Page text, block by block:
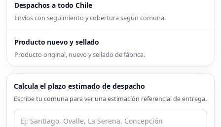
Despachos a todo Chile
Envíos con seguimiento y cobertura según comuna.
Producto nuevo y sellado
Producto original, nuevo y sellado de fábrica.
Calcula el plazo estimado de despacho
Escribe tu comuna para ver una estimación referencial de entrega.